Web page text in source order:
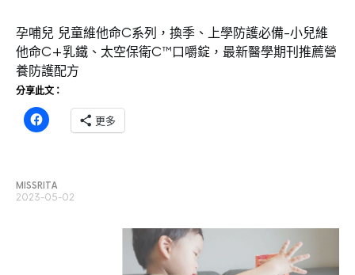
孕哺兒 兒童維他命C系列，換季、上學防護必備-小兒維
他命C+乳鐵、太空保衛C™口嚼錠，最新醫學期刊推薦營
養防護配方
分享此文：
更多
MISSRITA
2023-05-02